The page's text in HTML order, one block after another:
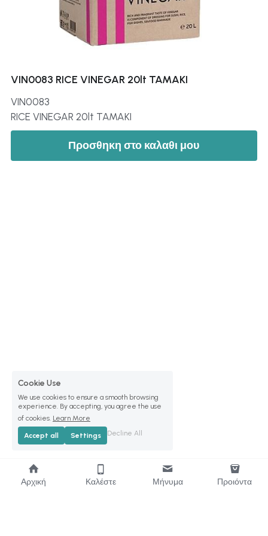
VIN0083 RICE VINEGAR 20lt TAMAKI
VIN0083
RICE VINEGAR 20lt TAMAKI
Προσθηκη στο καλαθι μου
Αρχική Καλέστε Μήνυμα Προιόντα
Cookie Use
We use cookies to ensure a smooth browsing
experience. By accepting, you agree the use
of cookies. Learn More
Accept all Settings Decline All